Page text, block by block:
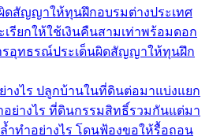
ดสัญญาให้ทุนฝึกอบรมต่างประเทศ
เรียกให้ใช้เงินคืนสามเท่าพร้อมดอก
รอุทธรณ์ประเด็นผิดสัญญาให้ทุนฝึก
างไร ปลูกบ้านในที่ดินต่อมาแบ่งแยก
อย่างไร ที่ดินกรรมสิทธิ์รวมกันแต่มา
ำทำอย่างไร โดนฟ้องขอให้รื้อถอน